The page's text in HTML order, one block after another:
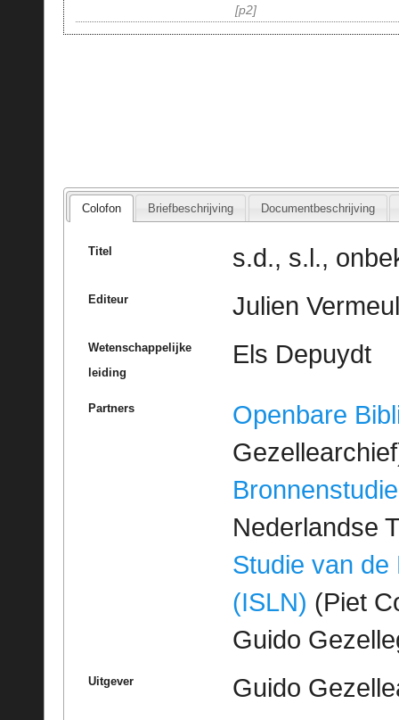
p2
Colofon Briefbeschrijving Documentbeschrijving
Titel s.d., s.l.,
Editeur Julien
Wetenschappelijke
leiding
Els Depuydt
Partners
Openbare
Bronnenstudie
Nederlandse
Studie van de
(ISLN) (Piet
Guido
Uitgever Guido